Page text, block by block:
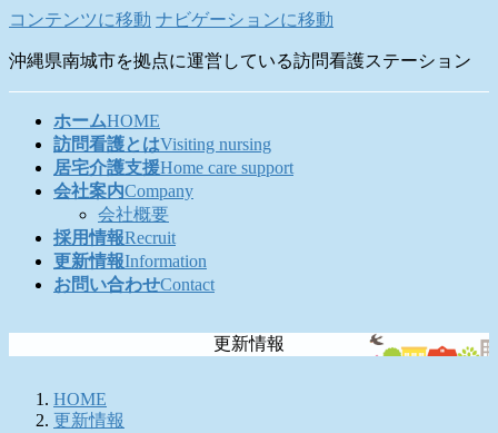
コンテンツに移動 ナビゲーションに移動
沖縄県南城市を拠点に運営している訪問看護ステーション
ホームHOME
訪問看護とはVisiting nursing
居宅介護支援Home care support
会社案内Company
会社概要
採用情報Recruit
更新情報Information
お問い合わせContact
更新情報
HOME
更新情報